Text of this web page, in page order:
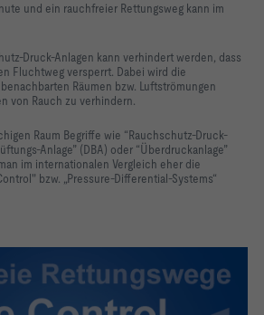
und ein rauchfreier Rettungsweg kann im
Druck-Anlagen kann verhindert werden, dass
Fluchtweg versperrt. Dabei wird die
Räumen bzw. Luftströmungen
von Rauch zu verhindern.
Raum Begriffe wie “Rauchschutz-­Druck-
Anlage” (DBA) oder “Überdruckanlage”
im internationalen Vergleich eher die
bzw. „Pressure-Differential-Systems“